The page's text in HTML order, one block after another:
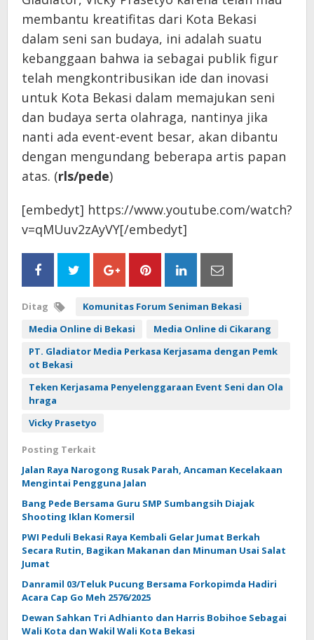
membantu kreatifitas dari Kota Bekasi
dalam seni san budaya, ini adalah suatu
kebanggaan bahwa ia sebagai publik figur
telah mengkontribusikan ide dan inovasi
untuk Kota Bekasi dalam memajukan seni
dan budaya serta olahraga, nantinya jika
nanti ada event-event besar, akan dibantu
dengan mengundang beberapa artis papan
atas. (rls/pede)
[embedyt] https://www.youtube.com/watch?
v=qMUuv2zAyVY[/embedyt]
Ditag
Komunitas Forum Seniman Bekasi
Media Online di Bekasi
Media Online di Cikarang
PT. Gladiator Media Perkasa Kerjasama dengan Pemk
ot Bekasi
Teken Kerjasama Penyelenggaraan Event Seni dan Ola
hraga
Vicky Prasetyo
Posting Terkait
Jalan Raya Narogong Rusak Parah, Ancaman Kecelakaan
Mengintai Pengguna Jalan
Bang Pede Bersama Guru SMP Sumbangsih Diajak
Shooting Iklan Komersil
PWI Peduli Bekasi Raya Kembali Gelar Jumat Berkah
Secara Rutin, Bagikan Makanan dan Minuman Usai Salat
Jumat
Danramil 03/Teluk Pucung Bersama Forkopimda Hadiri
Acara Cap Go Meh 2576/2025
Dewan Sahkan Tri Adhianto dan Harris Bobihoe Sebagai
Wali Kota dan Wakil Wali Kota Bekasi